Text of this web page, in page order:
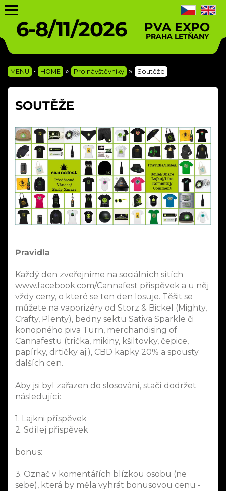
6-8/11/2026 PVA EXPO
PRAHA LETŇANY
MENU • HOME » Pro návštěvníky » Soutěže
SOUTĚŽE
Pravidla
Každý den zveřejníme na sociálních sítích
www.facebook.com/Cannafest příspěvek a u něj
vždy ceny, o které se ten den losuje. Těšit se
můžete na vaporizéry od Storz & Bickel (Mighty,
Crafty, Plenty), bedny sektu Sativa Sparkle či
konopného piva Turn, merchandising of
Cannafestu (trička, mikiny, kšiltovky, čepice,
papírky, drtičky aj.), CBD kapky 20% a spousty
dalších cen.
Aby jsi byl zařazen do slosování, stačí dodržet
následující:
1. Lajkni příspěvek
2. Sdílej příspěvek
bonus:
3. Označ v komentářích blízkou osobu (ne
sebe), která by měla vyhrát bonusovou cenu -